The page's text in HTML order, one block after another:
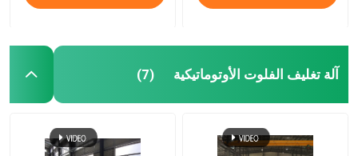
آلة تغليف الفلوت الأوتوماتيكية (7)